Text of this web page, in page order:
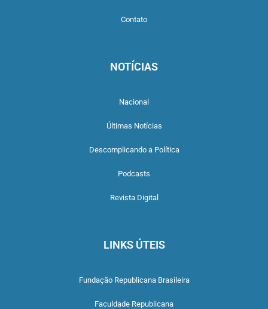
Contato
NOTÍCIAS
Nacional
Últimas Notícias
Descomplicando a Política
Podcasts
Revista Digital
LINKS ÚTEIS
Fundação Republicana Brasileira
Faculdade Republicana